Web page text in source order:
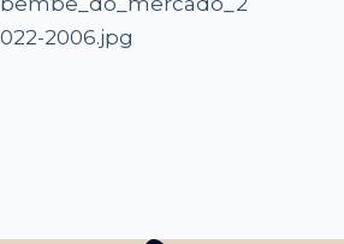
022-2006.jpg